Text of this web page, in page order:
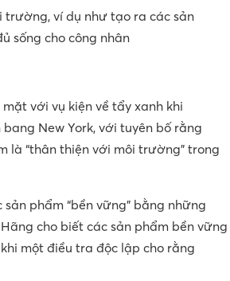
trường, ví dụ như tạo ra các sản
sống cho công nhân
mặt với vụ kiện về tẩy xanh khi
New York, với tuyên bố rằng
là “thân thiện với môi trường” trong
phẩm “bền vững” bằng những
cho biết các sản phẩm bền vững
một điều tra độc lập cho rằng